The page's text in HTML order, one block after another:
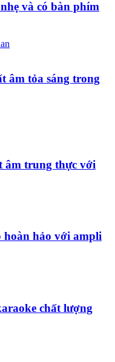
và có bàn phím
âm tỏa sáng trong
âm trung thực với
hoàn hảo với ampli
chất lượng